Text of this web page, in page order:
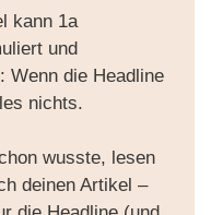
kann 1a
und
Wenn die Headline
nichts.
wusste, lesen
deinen Artikel –